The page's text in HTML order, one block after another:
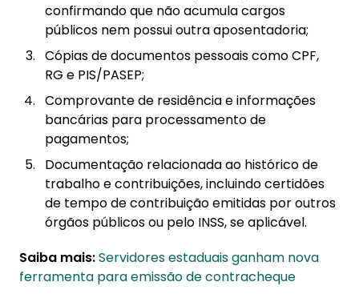
confirmando que não acumula cargos
públicos nem possui outra aposentadoria;
Cópias de documentos pessoais como CPF,
RG e PIS/PASEP;
Comprovante de residência e informações
bancárias para processamento de
pagamentos;
Documentação relacionada ao histórico de
trabalho e contribuições, incluindo certidões
de tempo de contribuição emitidas por outros
órgãos públicos ou pelo INSS, se aplicável.
Saiba mais:Servidores estaduais ganham nova
ferramenta para emissão de contracheque